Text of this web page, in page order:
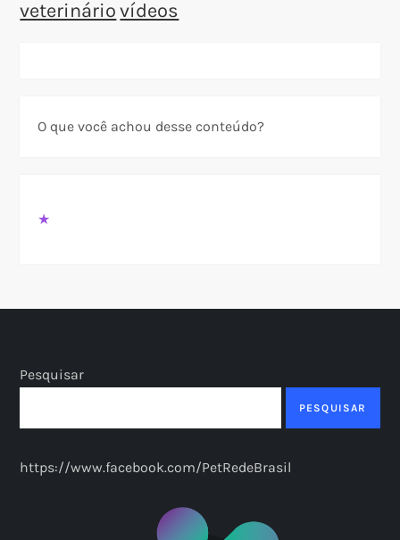
veterinário vídeos
O que você achou desse conteúdo?
★
Pesquisar
PESQUISAR
https://www.facebook.com/PetRedeBrasil